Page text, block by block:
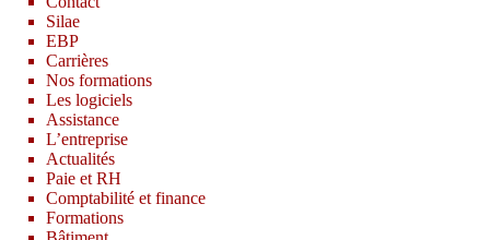
Silae
EBP
Carrières
Nos formations
Les logiciels
Assistance
L’entreprise
Actualités
Paie et RH
Comptabilité et finance
Formations